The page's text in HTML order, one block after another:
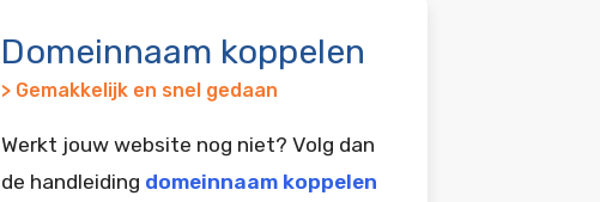
Domeinnaam koppelen
> Gemakkelijk en snel gedaan
Werkt jouw website nog niet? Volg dan
de handleiding domeinnaam koppelen